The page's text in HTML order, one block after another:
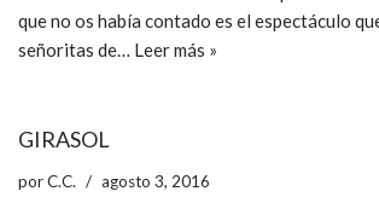
que no os había contado es el espectáculo
señoritas de… Leer más »
GIRASOL
porC.C. agosto 3, 2016